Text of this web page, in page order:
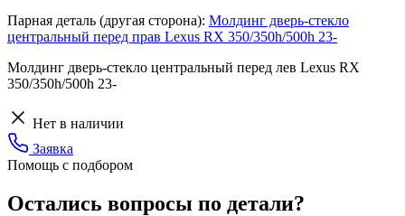
Парная деталь (другая сторона): Молдинг дверь-стекло
центральный перед прав Lexus RX 350/350h/500h 23-
Молдинг дверь-стекло центральный перед лев Lexus RX
350/350h/500h 23-
Нет в наличии
Заявка
Помощь с подбором
Остались вопросы по детали?